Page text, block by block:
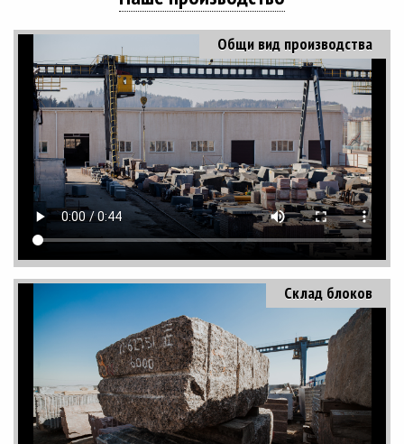
Общи вид производства
Склад блоков